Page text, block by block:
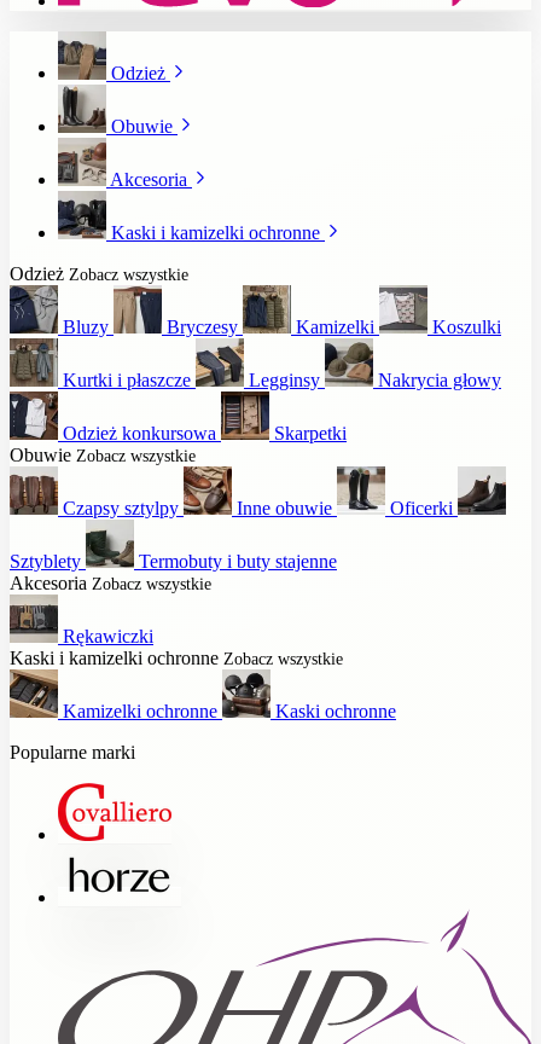
Odzież
Obuwie
Akcesoria
Kaski i kamizelki ochronne
Odzież Zobacz wszystkie
Bluzy Bryczesy Kamizelki Koszulki
Kurtki i płaszcze Legginsy Nakrycia głowy
Odzież konkursowa
Skarpetki
Obuwie Zobacz wszystkie
Czapsy sztylpy Inne obuwie Oficerki
Sztyblety
Termobuty i buty stajenne
Akcesoria Zobacz wszystkie
Rękawiczki
Kaski i kamizelki ochronne Zobacz wszystkie
Kamizelki ochronne
Kaski ochronne
Popularne marki